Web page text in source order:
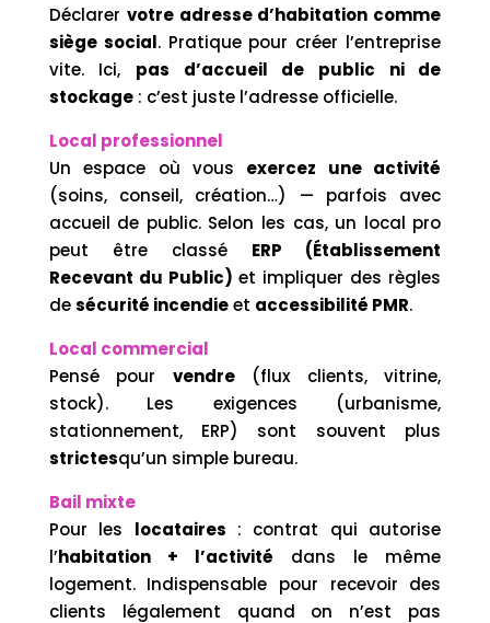
Déclarer votre adresse d’habitation comme
siège social. Pratique pour créer l’entreprise
vite. Ici, pas d’accueil de public ni de
stockage: c’est juste l’adresse officielle.
Local professionnel
Un espace où vous exercez une activité
(soins, conseil, création…) — parfois avec
accueil de public. Selon les cas, un local pro
peut être classé ERP (Établissement
Recevant du Public) et impliquer des règles
desécurité incendieet accessibilité PMR.
Local commercial
Pensé pour vendre(flux clients, vitrine,
stock). Les exigences (urbanisme,
stationnement, ERP) sont souvent plus
strictesqu’un simple bureau.
Bail mixte
Pour les locataires : contrat qui autorise
l’habitation + l’activité dans le même
logement. Indispensable pour recevoir des
clients légalement quand on n’est pas